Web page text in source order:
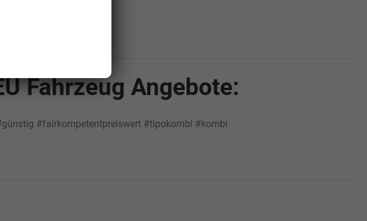
Fahrzeug Angebote:
#fairkompetentpreiswert #tipokombi #kombi